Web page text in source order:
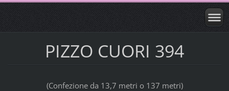
PIZZO CUORI 394
(Confezione da 13,7 metri o 137 metri)